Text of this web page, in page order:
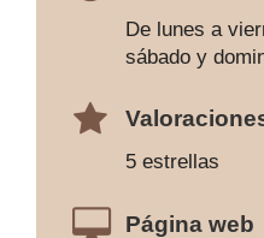
De lunes a
sábado y
5 estrellas
Página web